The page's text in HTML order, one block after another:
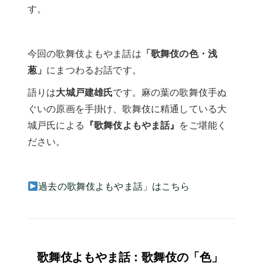
す。
今回の歌舞伎よもやま話は 「歌舞伎の色・浅
葱」 にまつわるお話です。
語りは大城戸建雄氏です。麻の葉の歌舞伎手ぬ
ぐいの原画を手掛け、歌舞伎に精通している大
城戸氏による 『歌舞伎よもやま話』 をご堪能く
ださい。
過去の歌舞伎よもやま話」はこちら
歌舞伎よもやま話：歌舞伎の「色」